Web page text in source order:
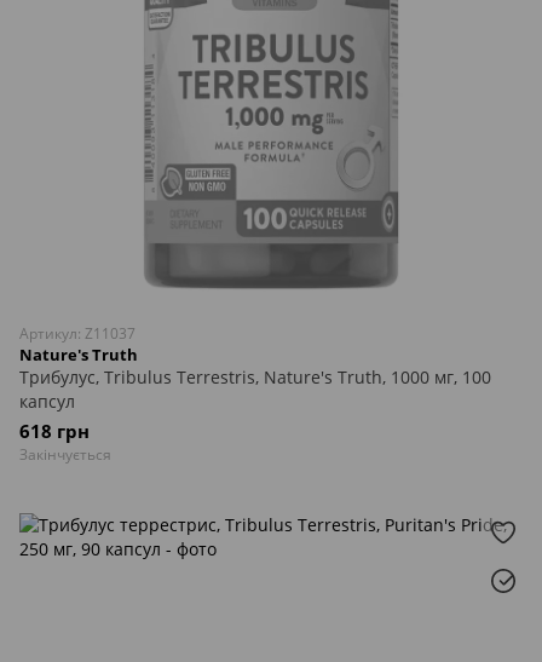
Артикул: Z11037
Nature's Truth
Трибулус, Tribulus Terrestris, Nature's Truth, 1000 мг, 100
капсул
618 грн
Закінчується